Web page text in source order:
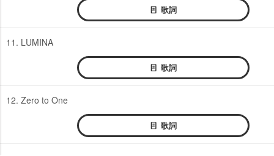
歌詞
11. LUMINA
歌詞
12. Zero to One
歌詞